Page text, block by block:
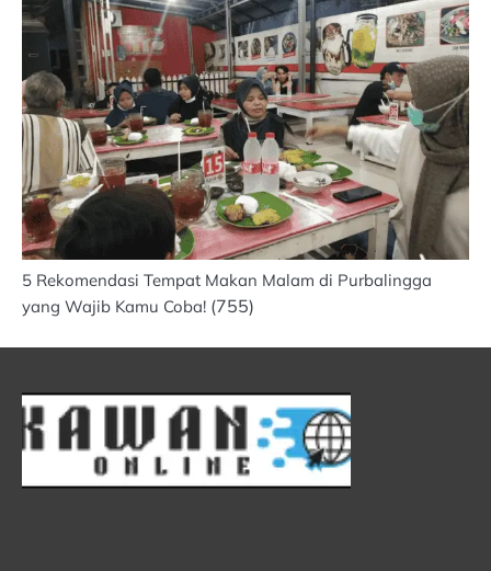
5 Rekomendasi Tempat Makan Malam di Purbalingga
yang Wajib Kamu Coba! (755)